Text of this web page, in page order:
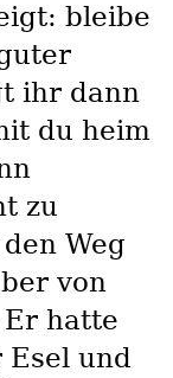
bleibe
ihr dann
du heim
zu
Weg
von
Er hatte
und